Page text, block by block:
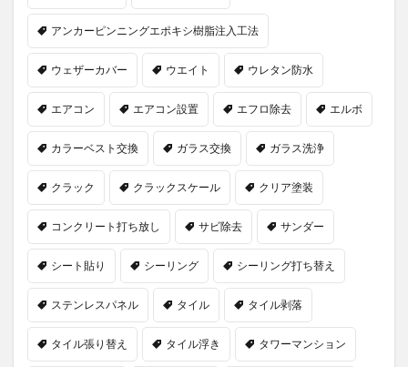
アンカーピンニングエポキシ樹脂注入工法
ウェザーカバー ウエイト ウレタン防水
エアコン エアコン設置 エフロ除去 エルボ
カラーベスト交換 ガラス交換 ガラス洗浄
クラック クラックスケール クリア塗装
コンクリート打ち放し サビ除去 サンダー
シート貼り シーリング シーリング打ち替え
ステンレスパネル タイル タイル剥落
タイル張り替え タイル浮き タワーマンション